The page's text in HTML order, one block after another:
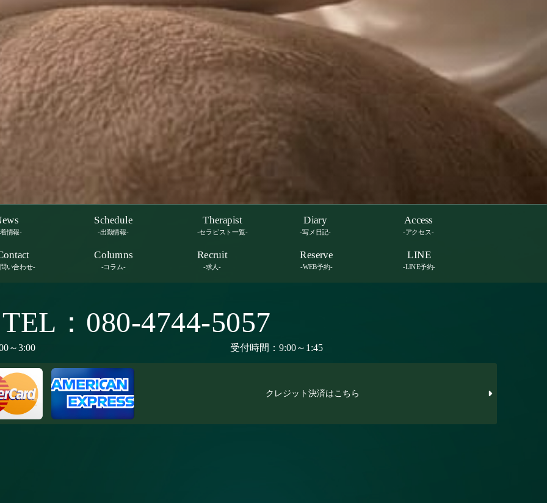
情報-
Schedule
-出勤情報-
Therapist
-セラピスト一覧-
Diary
-写メ日記-
Access
-アクセス-
い合わせ-
Columns
-コラム-
Recruit
-求人-
Reserve
-WEB予約-
LINE
-LINE予約-
TEL：080-4744-5057
～3:00 受付時間：9:00～1:45
クレジット決済はこちら